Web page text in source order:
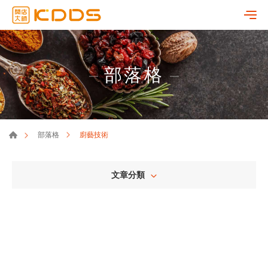
部落格
部落格 廚藝技術
文章分類